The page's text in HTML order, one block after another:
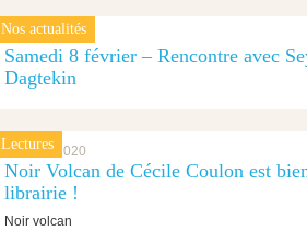
Nos actualités
7 février 2020
Samedi 8 février – Rencontre avec
Dagtekin
Lectures
3 février 2020
Noir Volcan de Cécile Coulon est
librairie !
Noir volcan